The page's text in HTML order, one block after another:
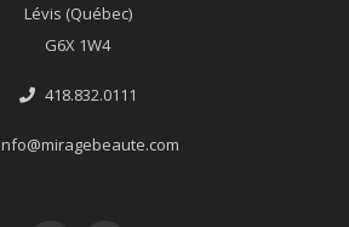
Lévis (Québec)
G6X 1W4
418.832.0111